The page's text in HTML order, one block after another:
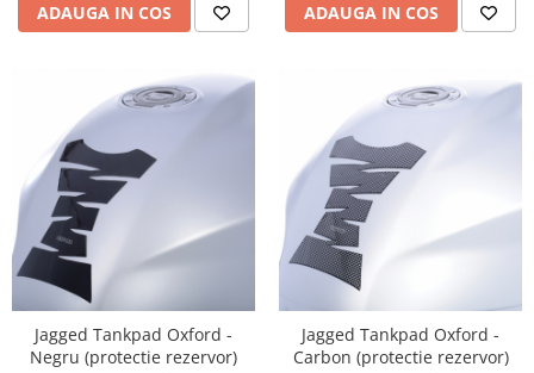
ADAUGA IN COS ADAUGA IN COS
Jagged Tankpad Oxford -
Negru (protectie rezervor)
Jagged Tankpad Oxford -
Carbon (protectie rezervor)